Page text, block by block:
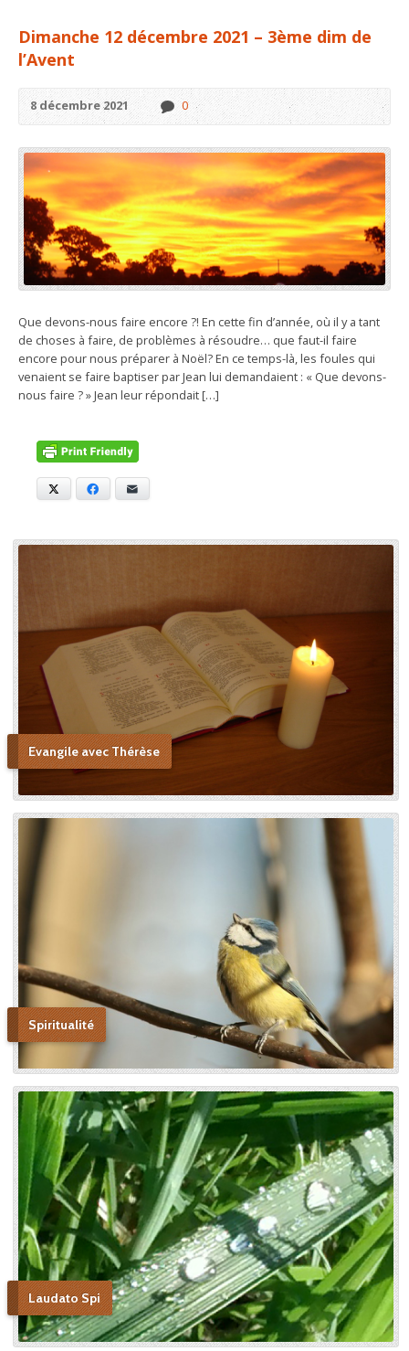
Dimanche 12 décembre 2021 – 3ème dim de
l’Avent
8 décembre 2021 0
Que devons-nous faire encore ?! En cette fin d’année, où il y a tant
de choses à faire, de problèmes à résoudre… que faut-il faire
encore pour nous préparer à Noël? En ce temps-là, les foules qui
venaient se faire baptiser par Jean lui demandaient : « Que devons-
nous faire ? » Jean leur répondait […]
Facebook
Evangile avec Thérèse
Spiritualité
Laudato Spi